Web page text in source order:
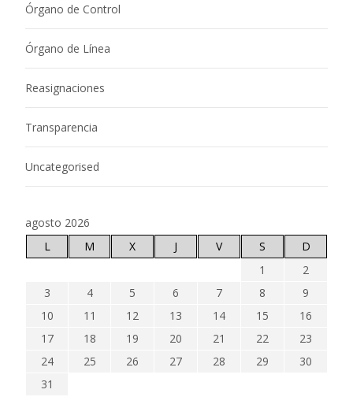
Órgano de Control
Órgano de Línea
Reasignaciones
Transparencia
Uncategorised
agosto 2026
L
M X J V S
D
1
2
3
4 5 6 7 8
9
10
11 12 13 14 15
16
17
18 19 20 21 22
23
24
25 26 27 28 29
30
31